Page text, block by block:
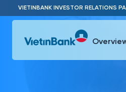
Skip to Main Content
VIETINBANK INVESTOR RELATIONS